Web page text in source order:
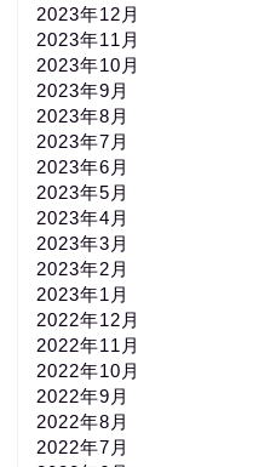
2023年12月
2023年11月
2023年10月
2023年9月
2023年8月
2023年7月
2023年6月
2023年5月
2023年4月
2023年3月
2023年2月
2023年1月
2022年12月
2022年11月
2022年10月
2022年9月
2022年8月
2022年7月